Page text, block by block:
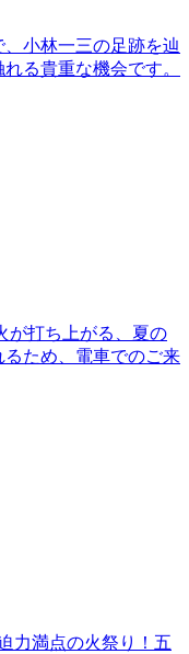
小林一三の足跡を辿
る貴重な機会です。
が打ち上がる、夏の
ため、電車でのご来
力満点の火祭り！五